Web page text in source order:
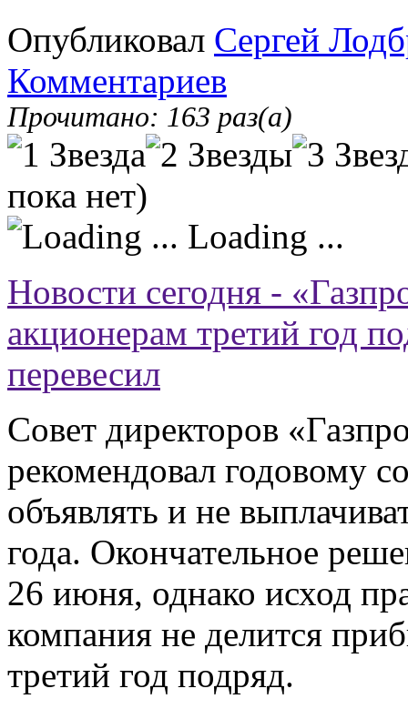
Опубликовал Сергей
Комментариев
Прочитано: 163 раз(а)
пока нет)
Loading ...
Новости сегодня -
акционерам третий год
перевесил
Совет директоров
рекомендовал годовому
объявлять и не
года. Окончательное
26 июня, однако исход
компания не делится
третий год подряд.